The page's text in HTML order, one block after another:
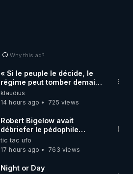
Why this ad?
« Si le peuple le décide, le
régime peut tomber demain !
»
klaudius
14 hours ago
725 views
Robert Bigelow avait
débriefer le pédophile
génocidaire de donald j
trump
tic tac ufo
17 hours ago
763 views
Night or Day